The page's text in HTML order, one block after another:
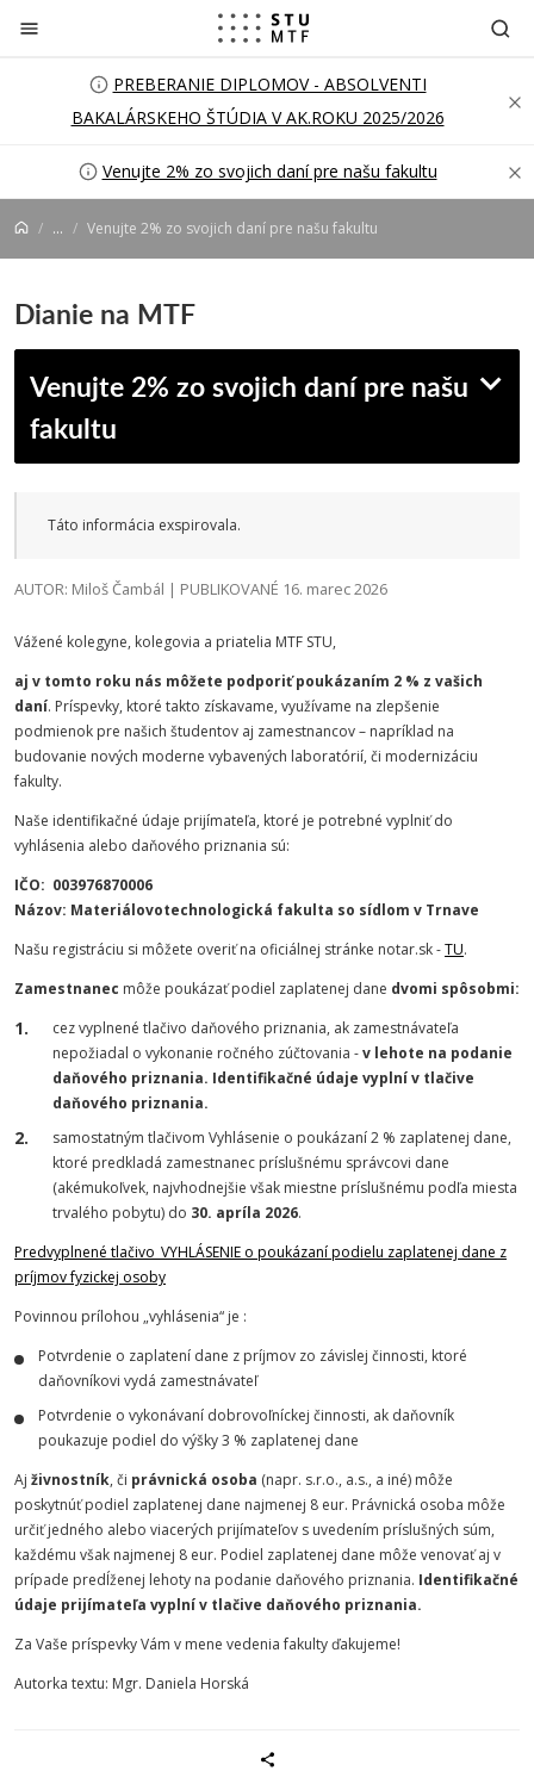
Prejsť na obsah
PREBERANIE DIPLOMOV - ABSOLVENTI
BAKALÁRSKEHO ŠTÚDIA V AK.ROKU 2025/2026
Venujte 2% zo svojich daní pre našu fakultu
... Venujte 2% zo svojich daní pre našu fakultu
Dianie na MTF
Venujte 2% zo svojich daní pre našu
fakultu
Táto informácia exspirovala.
AUTOR: Miloš Čambál | PUBLIKOVANÉ 16. marec 2026
Vážené kolegyne, kolegovia a priatelia MTF STU,
aj v tomto roku nás môžete podporiť poukázaním 2 % z vašich
daní. Príspevky, ktoré takto získavame, využívame na zlepšenie
podmienok pre našich študentov aj zamestnancov – napríklad na
budovanie nových moderne vybavených laboratórií, či modernizáciu
fakulty.
Naše identifikačné údaje prijímateľa, ktoré je potrebné vyplniť do
vyhlásenia alebo daňového priznania sú:
IČO: 003976870006
Názov: Materiálovotechnologická fakulta so sídlom v Trnave
Našu registráciu si môžete overiť na oficiálnej stránke notar.sk -TU.
Zamestnanec môže poukázať podiel zaplatenej dane dvomi spôsobmi:
cez vyplnené tlačivo daňového priznania, ak zamestnávateľa
nepožiadal o vykonanie ročného zúčtovania -v lehote na podanie
daňového priznania. Identifikačné údaje vyplní v tlačive
daňového priznania.
samostatným tlačivom Vyhlásenie o poukázaní 2 % zaplatenej dane,
ktoré predkladá zamestnanec príslušnému správcovi dane
(akémukoľvek, najvhodnejšie však miestne príslušnému podľa miesta
trvalého pobytu) do 30. apríla 2026.
Predvyplnené tlačivo_VYHLÁSENIE o poukázaní podielu zaplatenej dane z
príjmov fyzickej osoby
Povinnou prílohou „vyhlásenia“ je :
Potvrdenie o zaplatení dane z príjmov zo závislej činnosti, ktoré
daňovníkovi vydá zamestnávateľ
Potvrdenie o vykonávaní dobrovoľníckej činnosti, ak daňovník
poukazuje podiel do výšky 3 % zaplatenej dane
Aj živnostník, či právnická osoba (napr. s.r.o., a.s., a iné) môže
poskytnúť podiel zaplatenej dane najmenej 8 eur. Právnická osoba môže
určiť jedného alebo viacerých prijímateľov s uvedením príslušných súm,
každému však najmenej 8 eur. Podiel zaplatenej dane môže venovať aj v
prípade predĺženej lehoty na podanie daňového priznania. Identifikačné
údaje prijímateľa vyplní v tlačive daňového priznania.
Za Vaše príspevky Vám v mene vedenia fakulty ďakujeme!
Autorka textu: Mgr. Daniela Horská